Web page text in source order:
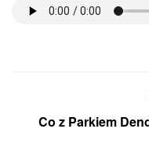
Co z Parkiem